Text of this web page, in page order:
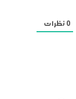
0 نظرات